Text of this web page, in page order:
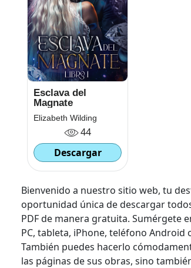
Esclava del
Magnate
Elizabeth Wilding
44
Descargar
Bienvenido a nuestro sitio web, tu
oportunidad única de descargar
PDF de manera gratuita. Sumérgete
PC, tableta, iPhone, teléfono
También puedes hacerlo
las páginas de sus obras, sino